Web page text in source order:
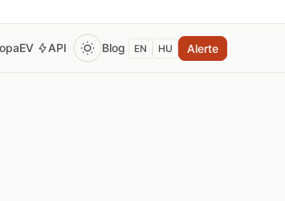
EV API Blog EN HU Alerte